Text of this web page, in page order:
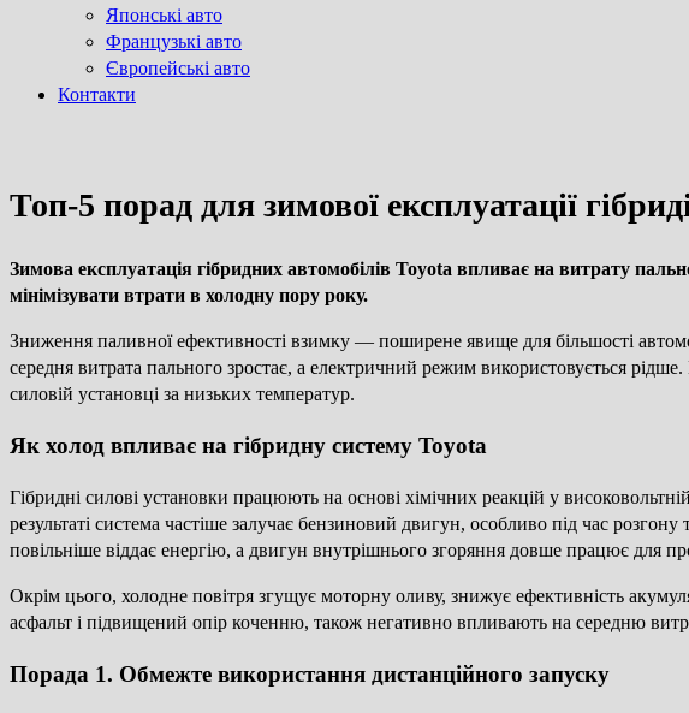
Японські авто
Французькі авто
Європейські авто
Контакти
Топ-5 порад для зимової експлуатації
Зимова експлуатація гібридних автомобілів Toyota впливає на витрату
мінімізувати втрати в холодну пору року.
Зниження паливної ефективності взимку — поширене явище для більшості
середня витрата пального зростає, а електричний режим використовується
силовій установці за низьких температур.
Як холод впливає на гібридну систему Toyota
Гібридні силові установки працюють на основі хімічних реакцій у
результаті система частіше залучає бензиновий двигун, особливо під час
повільніше віддає енергію, а двигун внутрішнього згоряння довше працює для
Окрім цього, холодне повітря згущує моторну оливу, знижує ефективність
асфальт і підвищений опір коченню, також негативно впливають на середню
Порада 1. Обмежте використання дистанційного запуску